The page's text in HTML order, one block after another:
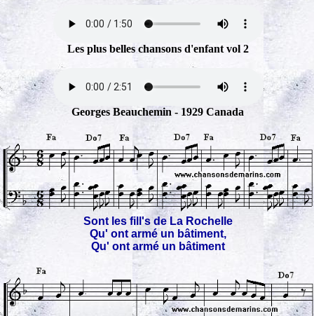
Les plus belles chansons d'enfant vol 2
Georges Beauchemin - 1929 Canada
Sont les fill's de La Rochelle
Qu' ont armé un bâtiment,
Qu' ont armé un bâtiment